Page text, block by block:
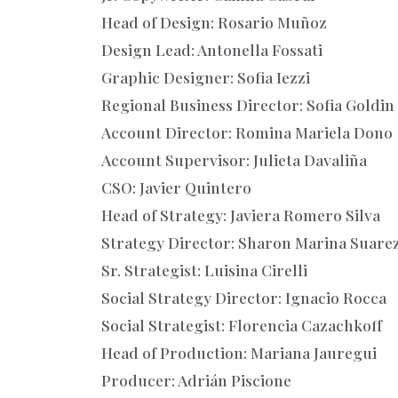
Head of Design: Rosario Muñoz
Design Lead: Antonella Fossati
Graphic Designer: Sofia Iezzi
Regional Business Director: Sofia Goldin
Account Director: Romina Mariela Dono
Account Supervisor: Julieta Davaliña
CSO: Javier Quintero
Head of Strategy: Javiera Romero Silva
Strategy Director: Sharon Marina
Sr. Strategist: Luisina Cirelli
Social Strategy Director: Ignacio Rocca
Social Strategist: Florencia Cazachkoff
Head of Production: Mariana Jauregui
Producer: Adrián Piscione